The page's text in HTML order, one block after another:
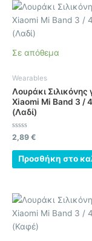
Σε απόθεμα
Wearables
Λουράκι Σιλικόνης
Xiaomi Mi Band 3 /
(Λαδί)
Βαθμολογήθηκε
με
0
από
2,89 €
Προσθήκη στο